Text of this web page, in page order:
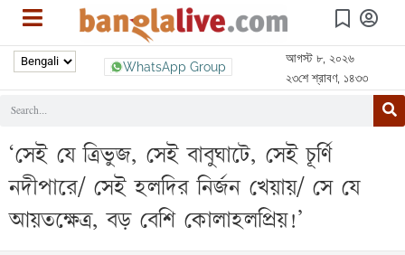
WhatsApp Group
আগস্ট ৮, ২০২৬
২৩শে শ্রাবণ, ১৪৩৩
‘সেই যে ত্রিভুজ, সেই বাবুঘাটে, সেই চূর্ণি
নদীপারে/ সেই হলদির নির্জন খেয়ায়/ সে যে
আয়তক্ষেত্র, বড় বেশি কোলাহলপ্রিয়!’